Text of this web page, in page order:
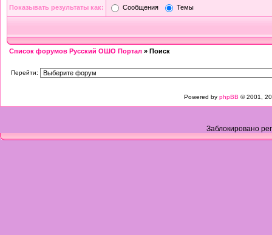
Показывать результаты как: Сообщения Темы
Список форумов Русский ОШО Портал » Поиск
Перейти:
Powered by phpBB © 2001,
Заблокировано